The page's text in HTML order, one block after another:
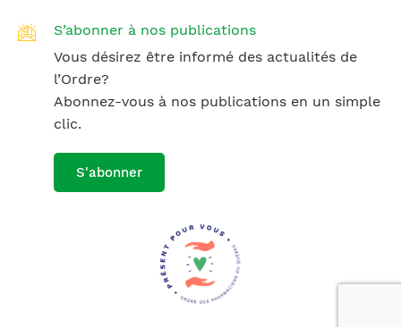
S’abonner à nos publications
Vous désirez être informé des actualités de
l’Ordre?
Abonnez-vous à nos publications en un simple
clic.
S'abonner